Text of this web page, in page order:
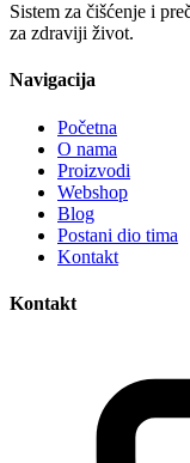
Sistem za čišćenje i
za zdraviji život.
Navigacija
Početna
O nama
Proizvodi
Webshop
Blog
Postani dio tima
Kontakt
Kontakt